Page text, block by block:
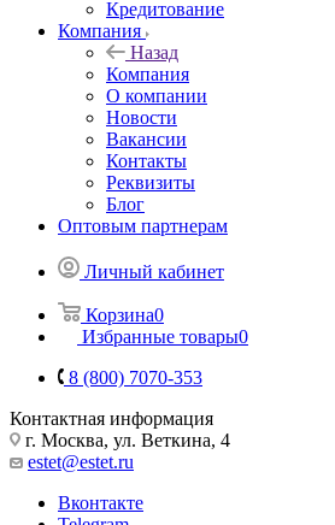
Кредитование
Компания
Назад
Компания
О компании
Новости
Вакансии
Контакты
Реквизиты
Блог
Оптовым партнерам
Личный кабинет
Корзина0
Избранные товары0
8 (800) 7070-353
Контактная информация
г. Москва, ул. Веткина, 4
estet@estet.ru
Вконтакте